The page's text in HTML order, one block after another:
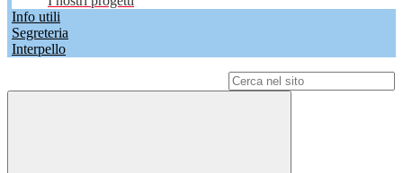
Info utili
Segreteria
Interpello